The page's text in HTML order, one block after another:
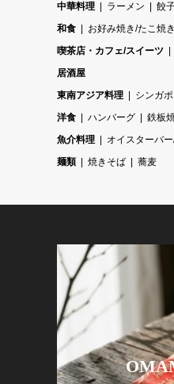
中華料理
ラーメン
餃
和食
お好み焼き/たこ焼き
喫茶店・カフェ/スイーツ
居酒屋
東南アジア料理
シンガ
洋食
ハンバーグ
鉄板
魚介料理
オイスターバ
麺類
焼きそば 蕎麦